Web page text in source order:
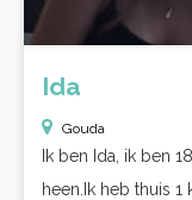
Ida
Gouda
Ik ben Ida, ik ben
heen.Ik heb thuis 1